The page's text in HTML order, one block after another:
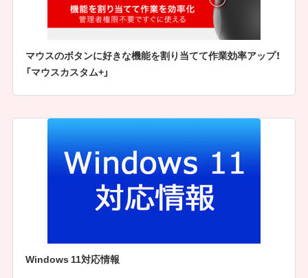
マウスのボタンに好きな機能を割り当てて作業効率アップ！
「マウスカスタム+」
Windows 11対応情報